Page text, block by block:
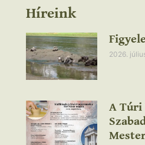
Híreink
2026.
A Túri